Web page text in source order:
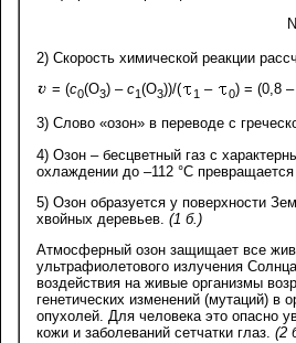
2) Скорость химической реакции
= (с0(O3) – с1(O3))/( 1 – 0) = (0,8
3) Слово «озон» в переводе с
4) Озон – бесцветный газ с
охлаждении до –112 °C
5) Озон образуется у поверхности
хвойных деревьев. (1 б.)
Атмосферный озон защищает все
ультрафиолетового излучения
воздействия на живые организмы
генетических изменений (мутаций) в
опухолей. Для человека это опасно
кожи и заболеваний сетчатки глаз. (2